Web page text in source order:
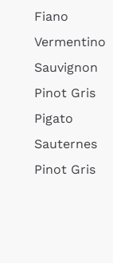
Fiano
Vermentino
Sauvignon
Pinot Gris
Pigato
Sauternes
Pinot Gris